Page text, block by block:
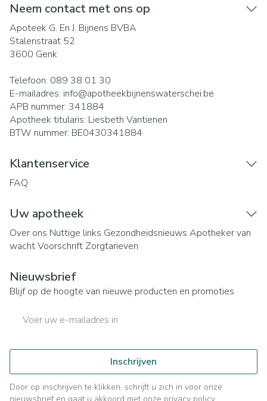
Neem contact met ons op
Apoteek G. En J. Bijnens BVBA
Stalenstraat 52
3600 Genk
Telefoon: 089 38 01 30
E-mailadres: info@apotheekbijnenswaterschei.be
APB nummer: 341884
Apotheek titularis: Liesbeth Vantienen
BTW nummer: BE0430341884
Klantenservice
FAQ
Uw apotheek
Over ons Nuttige links Gezondheidsnieuws Apotheker van
wachtVoorschrift Zorgtarieven
Nieuwsbrief
Blijf op de hoogte van nieuwe producten en promoties
Inschrijven
Door op inschrijven te klikken, schrijft u zich in voor onze